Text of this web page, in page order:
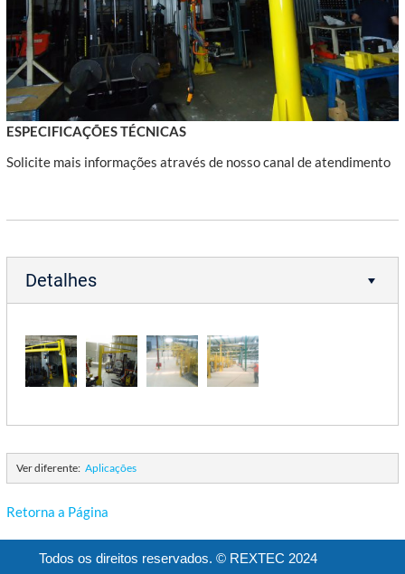
ESPECIFICAÇÕES TÉCNICAS
Solicite mais informações através de nosso canal de atendimento
Detalhes
Ver diferente: Aplicações
Retorna a Página
Todos os direitos reservados. © REXTEC 2024